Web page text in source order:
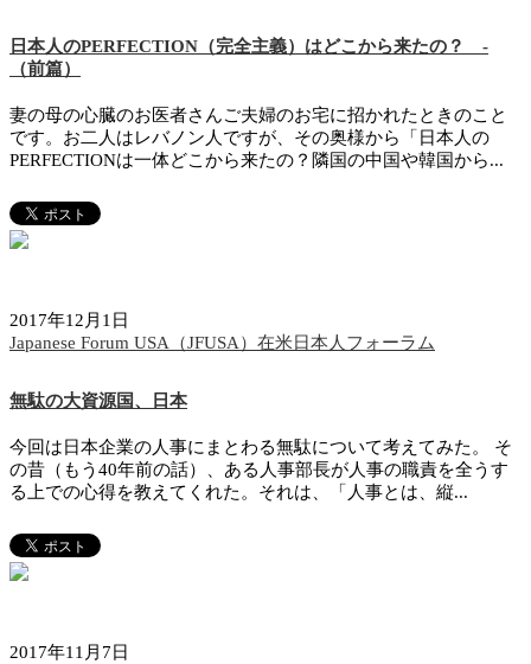
日本人のPERFECTION（完全主義）はどこから来たの？ -
（前篇）
妻の母の心臓のお医者さんご夫婦のお宅に招かれたときのこと
です。お二人はレバノン人ですが、その奥様から「日本人の
PERFECTIONは一体どこから来たの？隣国の中国や韓国から...
2017年12月1日
Japanese Forum USA（JFUSA）在米日本人フォーラム
無駄の大資源国、日本
今回は日本企業の人事にまとわる無駄について考えてみた。 そ
の昔（もう40年前の話）、ある人事部長が人事の職責を全うす
る上での心得を教えてくれた。それは、「人事とは、縦...
2017年11月7日